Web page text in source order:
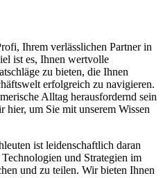
Ihrem verlässlichen Partner in
ist es, Ihnen wertvolle
zu bieten, die Ihnen
erfolgreich zu navigieren.
Alltag herausfordernd sein
hier, um Sie mit unserem Wissen
ist leidenschaftlich daran
und Strategien im
und zu teilen. Wir bieten Ihnen